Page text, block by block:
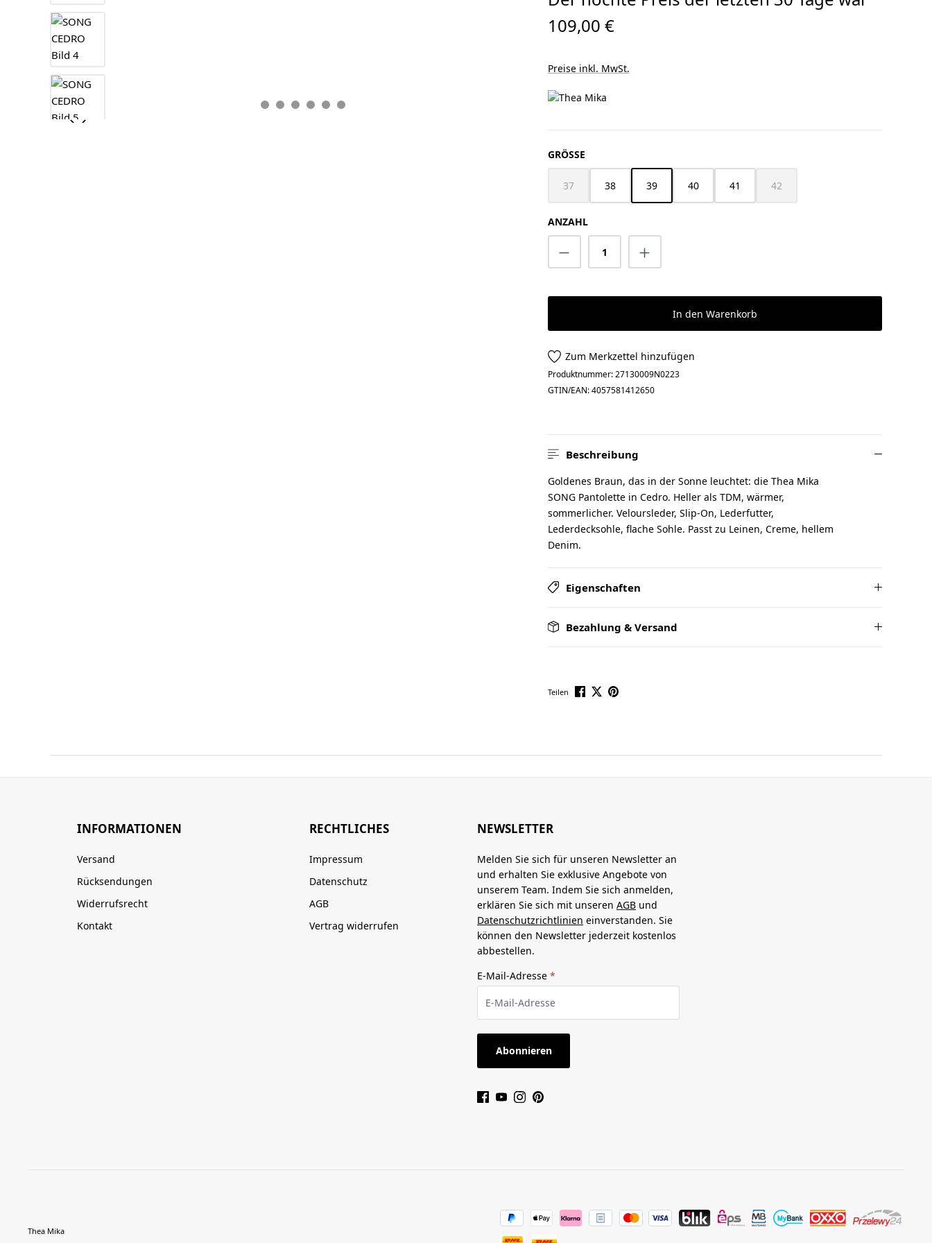
109,00 €
Preise inkl. MwSt.
GRÖSSE AUSWÄHLEN
37
(Diese Option ist zurzeit nicht verfügbar.)
38 39 40 41 42
(Diese Option ist zurzeit nicht
ANZAHL
Produkt Anzahl: Gib den gewünschten Wert
In den Warenkorb
Zum Merkzettel hinzufügen
Produktnummer:27130009N0223
GTIN/EAN:4057581412650
Beschreibung
Goldenes Braun, das in der Sonne leuchtet: die Thea Mika
SONG Pantolette in Cedro. Heller als TDM, wärmer,
sommerlicher. Veloursleder, Slip-On, Lederfutter,
Lederdecksohle, flache Sohle. Passt zu Leinen, Creme, hellem
Denim.
Eigenschaften
Bezahlung & Versand
Teilen
INFORMATIONEN
Versand
Rücksendungen
Widerrufsrecht
Kontakt
RECHTLICHES
Impressum
Datenschutz
AGB
Vertrag widerrufen
NEWSLETTER
Melden Sie sich für unseren Newsletter an
und erhalten Sie exklusive Angebote von
unserem Team. Indem Sie sich anmelden,
erklären Sie sich mit unseren AGB und
Datenschutzrichtlinien einverstanden. Sie
können den Newsletter jederzeit kostenlos
abbestellen.
E-Mail-Adresse *
Abonnieren
Thea Mika